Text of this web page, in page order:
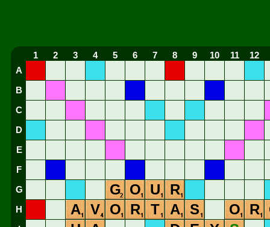
1 2 3 4 5 6 7 8 9 10 11 12
A
B
C
D
E
F
G G O U R
H A V O R T A S O R